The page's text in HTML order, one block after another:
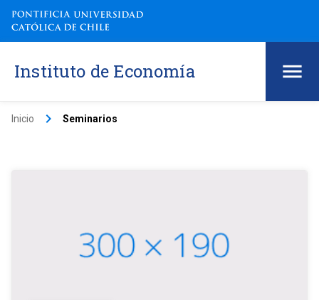
Instituto de Economía
Inicio keyboard_arrow_right Seminarios